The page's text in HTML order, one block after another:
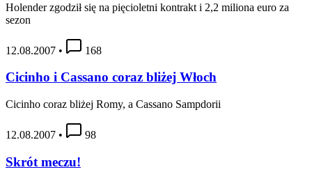
Holender zgodził się na pięcioletni kontrakt i 2,2 miliona euro za
sezon
12.08.2007 • 168
Cicinho i Cassano coraz bliżej Włoch
Cicinho coraz bliżej Romy, a Cassano Sampdorii
12.08.2007 • 98
Skrót meczu!